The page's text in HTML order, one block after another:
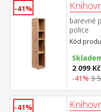
-41%
barevné
police
Kód
2 099 Kč
-41% 3
-41%